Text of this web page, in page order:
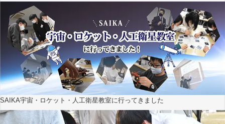
SAIKA宇宙・ロケット・人工衛星教室に行ってきました